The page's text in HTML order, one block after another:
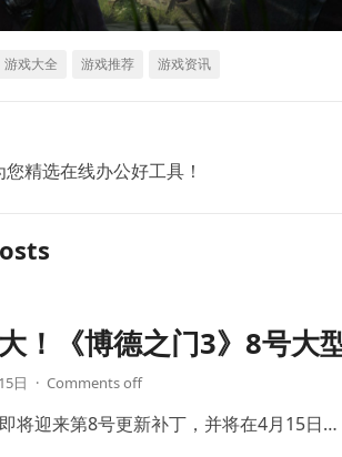
游戏大全 游戏推荐 游戏资讯
精选在线办公好工具！
！《博德之门3》8号大
日 · Comments off
即将迎来第8号更新补丁，并将在4月15日…